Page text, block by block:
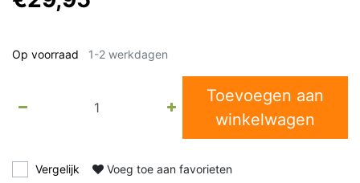
Op voorraad 1-2 werkdagen
Toevoegen aan
winkelwagen
Vergelijk Voeg toe aan favorieten